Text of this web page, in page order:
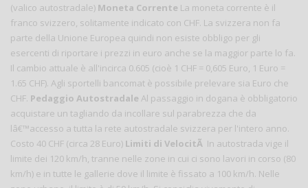
(valico autostradale) Moneta Corrente La moneta corrente è il
franco svizzero, solitamente indicato con CHF. La svizzera non fa
parte della Unione Europea quindi non esiste obbligo per gli
esercenti di riportare i prezzi in euro anche se la maggior parte lo fa.
Il cambio attuale è all'incirca 0.605 (cioè 1 CHF = 0,605 Euro, 1 Euro =
1.65 CHF). Agli sportelli bancomat è possibile prelevare sia Euro che
CHF. Pedaggio Autostradale Al passaggio in dogana è obbligatorio
acquistare un tagliando da incollare sul parabrezza che da
lâ€™accesso a tutta la rete autostradale svizzera per l'intero anno.
Costo 40 CHF (circa 28 Euro) Limiti di VelocitÃ In autostrada vige il
limite dei 120 km/h, tranne nelle zone in cui ci sono lavori in corso (80
km/h) e in tutte le gallerie dove il limite è fissato a 100 km/h. Nelle